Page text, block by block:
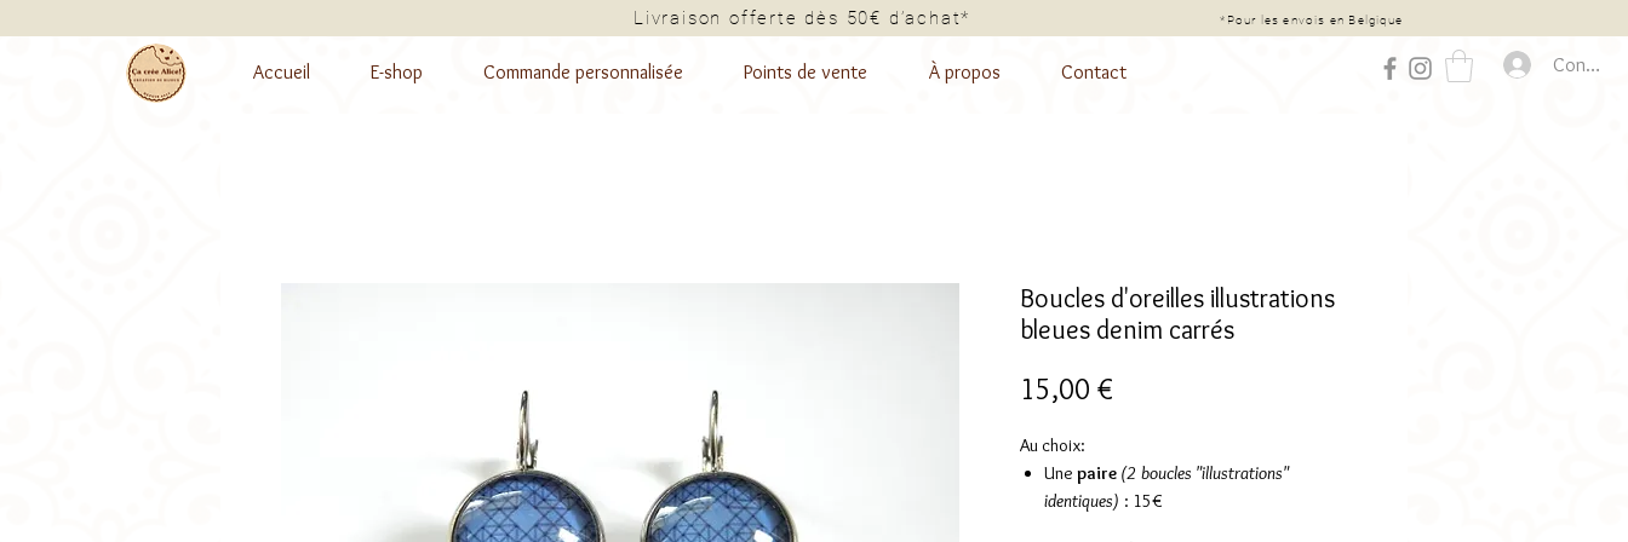
Livraison offerte dès 50€ d’achat* *Pour les envois en Belgique
Accueil E-shop Commande personnalisée Points de vente À propos Contact
Boucles d'oreilles illustrations
bleues denim carrés
15,00 €
Au choix:
Une paire (2 boucles "illustrations"
identiques) : 15€